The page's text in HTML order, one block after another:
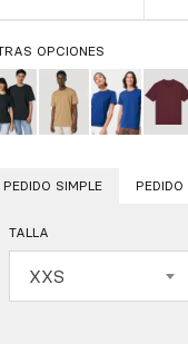
OPCIONES
PEDIDO SIMPLE PEDIDO
TALLA
XXS